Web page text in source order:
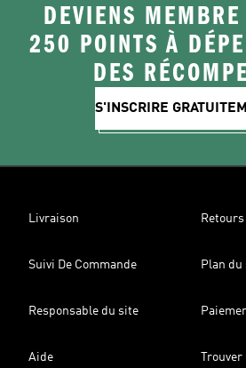
DEVIENS MEMBRE
250 POINTS À
DES
S'INSCRIRE
Livraison
Suivi De Commande Plan du
Responsable du site
Aide